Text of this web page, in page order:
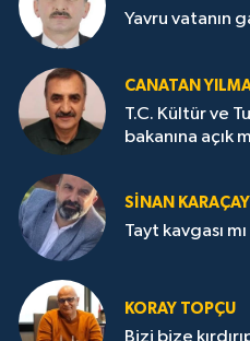
Yavru vatanın
CANATAN
T.C. Kültür ve
bakanına açık
SİNAN KARAÇAY
Tayt kavgası
KORAY TOPÇU